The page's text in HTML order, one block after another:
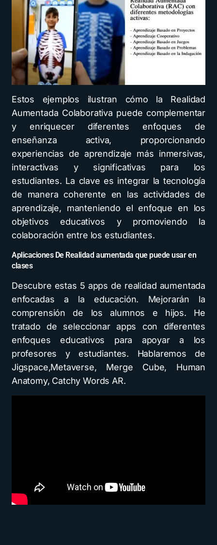
Estos ejemplos ilustran cómo la Realidad
Aumentada Colaborativa puede complementar
y enriquecer diferentes enfoques de
enseñanza activa, proporcionando
experiencias de aprendizaje más inmersivas,
interactivas y significativas para los
estudiantes. La clave es integrar la tecnología
de manera coherente en las actividades de
aprendizaje, manteniendo el enfoque en los
objetivos educativos y promoviendo la
colaboración entre los estudiantes.
Aplicaciones De Realidad aumentada que puede usar en
clases
Descubre estas 5 apps de realidad aumentada
enfocadas a la educación. Mejorarán la
comprensión de los alumnos e hijos. He
tratado de seleccionar apps con diferentes
enfoques educativos para apoyar a los
profesores y estudiantes. Hablaremos de
Jigspace,Metaverse, Merge Cube, Human
Anatomy, Catchy Words AR.